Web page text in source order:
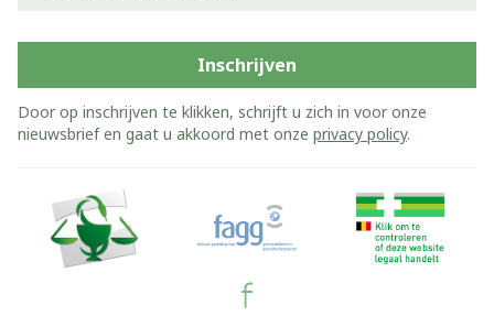
Inschrijven
Door op inschrijven te klikken, schrijft u zich in voor onze
nieuwsbrief en gaat u akkoord met onze privacy policy.